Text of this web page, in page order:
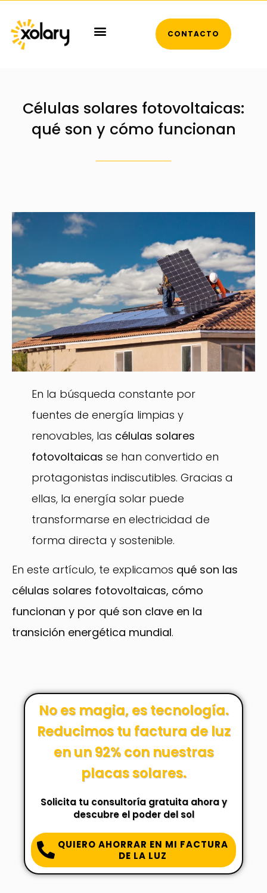
CONTACTO
Células solares fotovoltaicas:
qué son y cómo funcionan
En la búsqueda constante por
fuentes de energía limpias y
renovables, las células solares
fotovoltaicas se han convertido en
protagonistas indiscutibles. Gracias a
ellas, la energía solar puede
transformarse en electricidad de
forma directa y sostenible.
En este artículo, te explicamos qué son las
células solares fotovoltaicas, cómo
funcionan y por qué son clave en la
transición energética mundial.
No es magia, es tecnología.
Reducimos tu factura de luz
en un 92% con nuestras
placas solares.
Solicita tu consultoría gratuita ahora y
descubre el poder del sol
QUIERO AHORRAR EN MI FACTURA
DE LA LUZ